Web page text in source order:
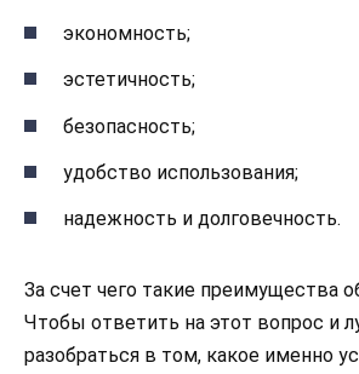
экономность;
эстетичность;
безопасность;
удобство использования;
надежность и долговечность.
За счет чего такие преимущества
Чтобы ответить на этот вопрос и
разобраться в том, какое именно